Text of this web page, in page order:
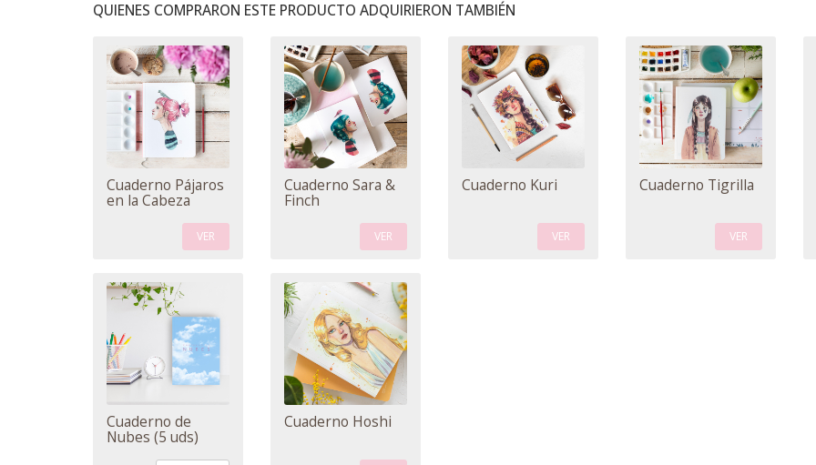
QUIENES COMPRARON ESTE PRODUCTO ADQUIRIERON TAMBIÉN
Cuaderno Pájaros
en la Cabeza
VER
Cuaderno Sara &
Finch
VER
Cuaderno Kuri
VER
Cuaderno Tigrilla
VER
Cuaderno de
Nubes (5 uds)
Cuaderno Hoshi